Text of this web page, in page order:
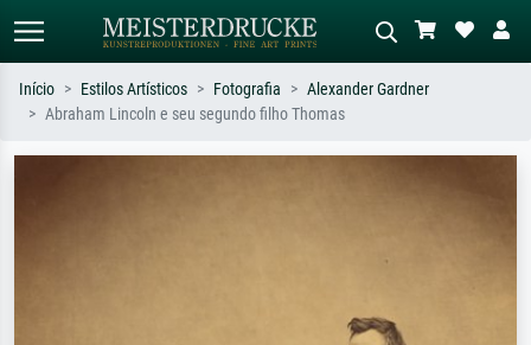
Início Estilos Artísticos Fotografia
Alexander Gardner
Abraham Lincoln e seu segundo filho Thomas